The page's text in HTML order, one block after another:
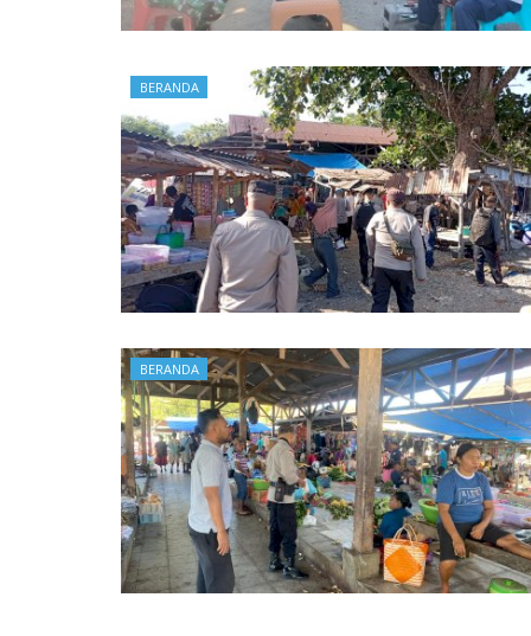
BERANDA
BERANDA
BERANDA